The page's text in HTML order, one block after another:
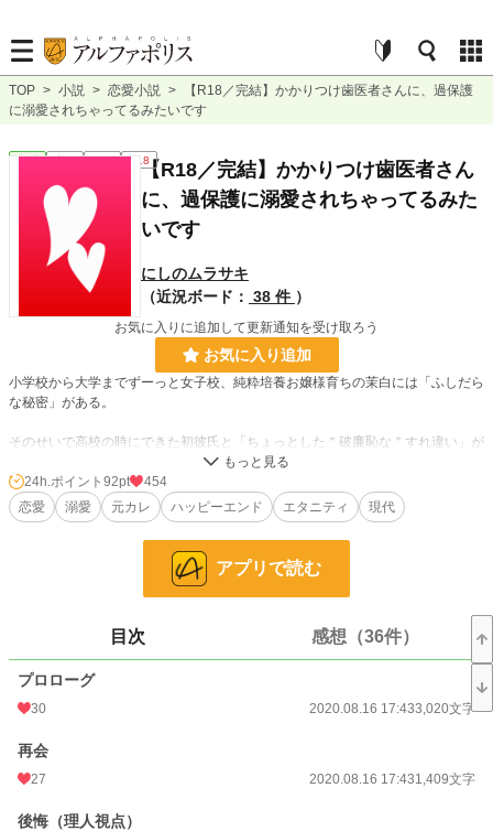
TOP > 小説 > 恋愛小説 >
【R18／完結】かかりつけ歯医者さんに、過保護
に溺愛されちゃってるみたいです
恋愛 完結 長編 R18【R18／完結】かかりつけ歯医者さん
に、過保護に溺愛されちゃってるみた
いです
にしのムラサキ
（近況ボード： 38 件 ）
お気に入りに追加して更新通知を受け取ろう
お気に入り追加
小学校から大学までずーっと女子校、純粋培養お嬢様育ちの茉白には「ふしだら
な秘密」がある。
そのせいで高校の時にできた初彼氏と「ちょっとした＂破廉恥な＂すれ違い」が
おき別れることになり──茉白は、それ以来恋心を封じてきた。
しかし10年後。彼との再会で再び付き合うことに。
「大人の恋愛って、……こんなにフシダラなの……？」
一途に想われ、執着されて溺愛されて、「ふしだらな秘密」も共有して、蕩かさ
恋人に無理矢理キスをしたせいでフラれた、と思い込んできた理人は、その後も
ずっとその恋人、茉白のことを忘れられずにいた。
しかし再会の後、誤解が解けたふたりは再び交際することに。
ところが純粋培養お嬢様育ち、茉白はなんだか無意識に身の回りの男性から好意
を向けられていて──。
24h.ポイント 92pt
454
恋愛
溺愛 元カレ ハッピーエンド エタニティ 現代
アプリで読む
目次 感想（36件）
プロローグ
30 2020.08.16 17:433,020文字
再会
27 2020.08.16 17:431,409文字
後悔（理人視点）